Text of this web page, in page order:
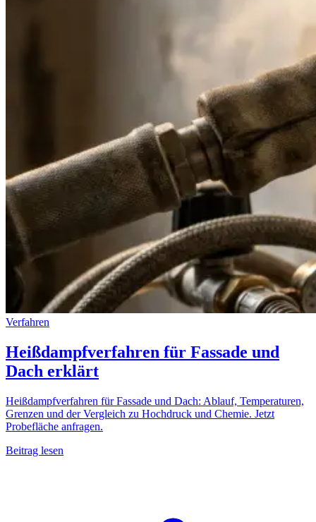
Verfahren
Heißdampfverfahren für Fassade und
Dach erklärt
Heißdampfverfahren für Fassade und Dach: Ablauf, Temperaturen,
Grenzen und der Vergleich zu Hochdruck und Chemie. Jetzt
Probefläche anfragen.
Beitrag lesen